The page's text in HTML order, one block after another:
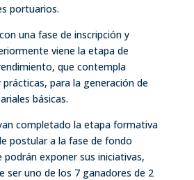
portuarios.
una fase de inscripción y
viene la etapa de
que contempla
para la generación de
básicas.
completado la etapa formativa
postular a la fase de fondo
podrán exponer sus iniciativas,
ser uno de los 7 ganadores de 2